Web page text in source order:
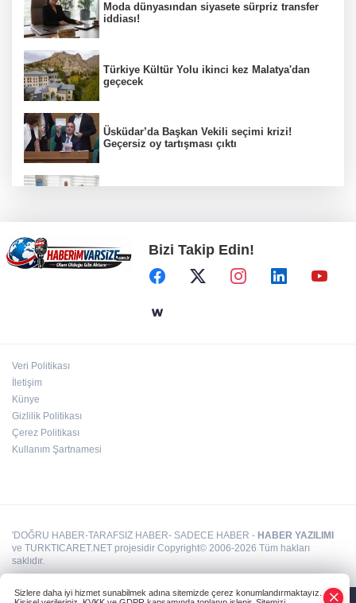
Moda dünyasından siyasete sürpriz transfer
iddiası!
Türkiye Kültür Yolu ikinci kez Malatya'dan
geçecek
Üsküdar’da Başkan Vekili seçimi krizi!
Geçersiz oy tartışması çıktı
Öğretmenlerin il içi atama sonuçları açıklandı
Metin Sözen Okulu Gaziantep'te kuruldu...
Bizi Takip Edin!
Veri Politikası
İletişim
Künye
Gizlilik Politikası
Çerez Politikası
Kullanım Şartnamesi
'DOĞRU HABER-TARAFSIZ HABER- SADECE HABER - HABER YAZILIMI
ve TURKTICARET.NET projesidir Copyright© 2006-2026 Tüm hakları
saklıdır.
Sizlere daha iyi hizmet sunabilmek adına sitemizde çerez konumlandırmaktayız.